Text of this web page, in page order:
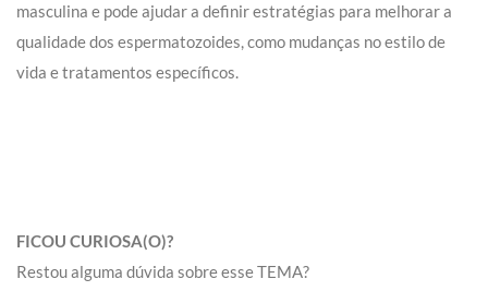
masculina e pode ajudar a definir estratégias para melhorar a
qualidade dos espermatozoides, como mudanças no estilo de
vida e tratamentos específicos.
FICOU CURIOSA(O)?
Restou alguma dúvida sobre esse TEMA?